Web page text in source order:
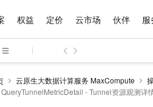
权益 定价 云市场 伙伴 服
云原生大数据计算服务 MaxCompute
QueryTunnelMetricDetail - Tunnel资源观测详
AI平台
品
器 ECS 通义
决方案
问3 + MCP：一切皆有可能 即刻
云
云 官方力荐
AI
智启
价
产品的定价详情
价
自助
城
设
数
数据
售伙伴
伴
成
产品
询
务
企
企业
选择阿里云
云计算
最
云上